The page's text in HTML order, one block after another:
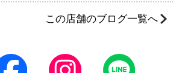
この店舗のブログ一覧へ